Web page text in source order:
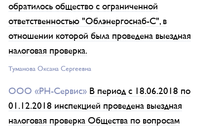
обратилось общество с ограниченной
ответственностью "Облэнергоснаб-С", в
отношении которой была проведена выездная
налоговая проверка.
Туманова Окcана Сергеевна
ООО «РН-Сервис» В период с 18.06.2018 по
01.12.2018 инспекцией проведена выездная
налоговая проверка Общества по вопросам